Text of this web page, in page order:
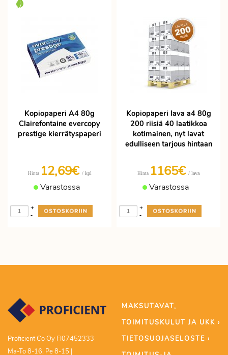
Kopiopaperi A4 80g
Clairefontaine evercopy
prestige kierrätyspaperi
Hinta 12,69€ / kpl
Varastossa
-
+
Kopiopaperi lava a4 80g
200 riisiä 40 laatikkoa
kotimainen, nyt lavat
edulliseen tarjous hintaan
Hinta 1165€ / lava
Varastossa
-
+
Proficient Co Oy FI07452333
Ma-To 8-16, Pe 8-15 |
MAKSUTAVAT,
TOIMITUSKULUT JA UKK ›
TIETOSUOJASELOSTE ›